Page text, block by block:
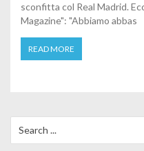
sconfitta col Real Madrid.
Magazine": "Abbiamo abbas
READ MORE